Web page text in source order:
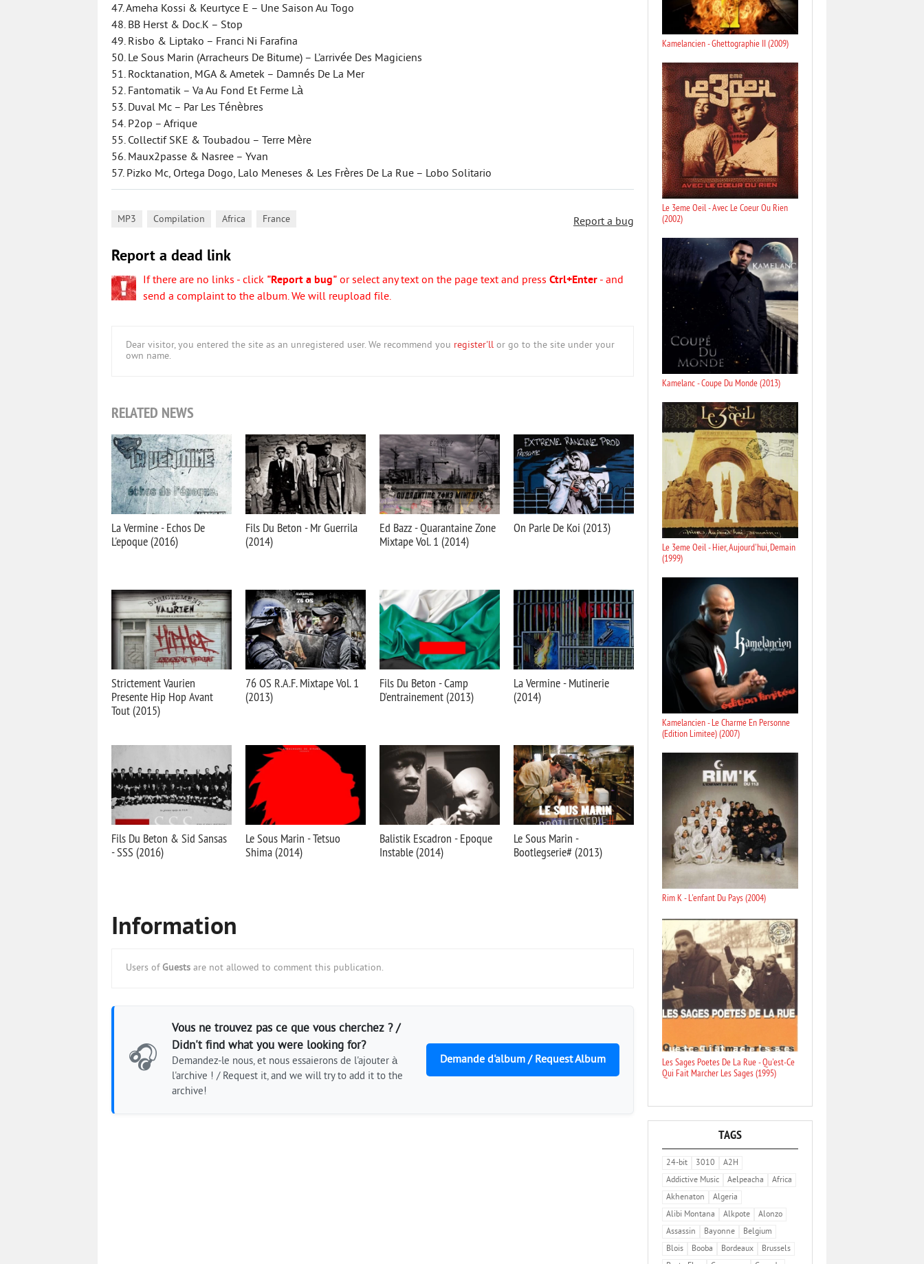
47. Ameha Kossi & Keurtyce E – Une Saison Au Togo
48. BB Herst & Doc.K – Stop
49. Risbo & Liptako – Franci Ni Farafina
50. Le Sous Marin (Arracheurs De Bitume) – L’arrivée Des Magiciens
51. Rocktanation, MGA & Ametek – Damnés De La Mer
52. Fantomatik – Va Au Fond Et Ferme Là
53. Duval Mc – Par Les Ténèbres
54. P2op – Afrique
55. Collectif SKE & Toubadou – Terre Mère
56. Maux2passe & Nasree – Yvan
57. Pizko Mc, Ortega Dogo, Lalo Meneses & Les Frères De La Rue – Lobo Solitario
Report a bug
MP3 Compilation Africa France
Report a dead link
If there are no links - click "Report a bug" or select any text on the page text and press Ctrl+Enter - and
send a complaint to the album. We will reupload file.
Dear visitor, you entered the site as an unregistered user. We recommend you register'll or go to the site under your
own name.
RELATED NEWS
La Vermine - Echos De
L'epoque (2016)
Fils Du Beton - Mr Guerrila
(2014)
Ed Bazz - Quarantaine Zone
Mixtape Vol. 1 (2014)
On Parle De Koi (2013)
Strictement Vaurien
Presente Hip Hop Avant
Tout (2015)
76 OS R.A.F. Mixtape Vol. 1
(2013)
Fils Du Beton - Camp
D'entrainement (2013)
La Vermine - Mutinerie
(2014)
Fils Du Beton & Sid Sansas
- SSS (2016)
Le Sous Marin - Tetsuo
Shima (2014)
Balistik Escadron - Epoque
Instable (2014)
Le Sous Marin -
Bootlegserie# (2013)
Information
Users of Guests are not allowed to comment this publication.
🎧
Vous ne trouvez pas ce que vous cherchez ? /
Didn't find what you were looking for?
Demandez-le nous, et nous essaierons de l'ajouter à
l'archive ! / Request it, and we will try to add it to the
archive!
Demande d'album / Request Album
Kamelancien - Ghettographie II (2009)
Le 3eme Oeil - Avec Le Coeur Ou Rien
(2002)
Kamelanc - Coupe Du Monde (2013)
Le 3eme Oeil - Hier, Aujourd'hui, Demain
(1999)
Kamelancien - Le Charme En Personne
(Edition Limitee) (2007)
Rim K - L'enfant Du Pays (2004)
Les Sages Poetes De La Rue - Qu'est-Ce
Qui Fait Marcher Les Sages (1995)
TAGS
24-bit 3010
A2H
Addictive Music
Aelpeacha
Africa
Akhenaton
Algeria
Alibi Montana
Alkpote
Alonzo
Assassin
Bayonne
Belgium
Blois
Booba Bordeaux
Brussels